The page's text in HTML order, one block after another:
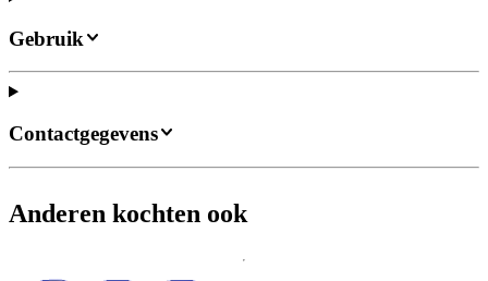
Gebruik
Contactgegevens
Anderen kochten ook